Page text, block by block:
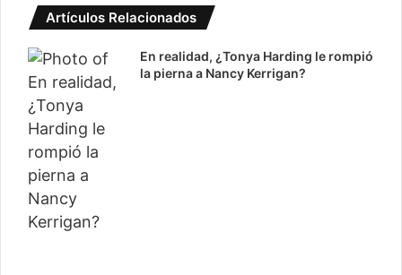
Artículos Relacionados
En realidad, ¿Tonya Harding le rompió
la pierna a Nancy Kerrigan?